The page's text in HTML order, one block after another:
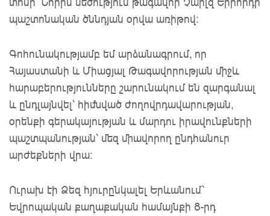
պաշտոնական ծննդյան օրվա առիթով։
Գոհունակությամբ եմ արձանագրում, որ
Հայաստանի և Միացյալ Թագավորության միջև
հարաբերությունները շարունակում են զարգանալ
և ընդլայնվել՝ հիմնված ժողովրդավարության,
օրենքի գերակայության և մարդու իրավունքների
պաշտպանության՝ մեզ միավորող ընդհանուր
արժեքների վրա։
Ուրախ էի Ձեզ հյուրընկալել Երևանում՝
Եվրոպական քաղաքական համայնքի 8-րդ